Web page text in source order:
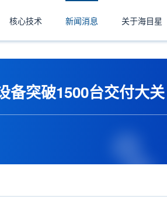
核心技术 新闻消息 关于海目星
备突破1500台交付大关